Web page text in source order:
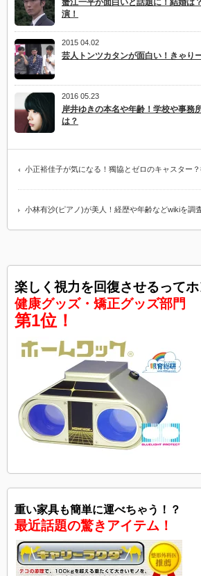
蟹江一平が面白いと話題に！結婚は
演！
2015 04.02
芸人トンツカタンが面白い！きゃり
2016 05.23
岸井ゆきの本名や年齢！学校や事務
は？
小正裕佳子が気になる！獨協とゼロのキャスター
小林有沙(ピアノ)が美人！経歴や年齢などwikiを調
楽しく視力を回復させるってホ
健康グッズ・矯正グッズ部門
第1位！
重い家具も簡単に運べちゃう！？
最近話題の驚きアイテム！